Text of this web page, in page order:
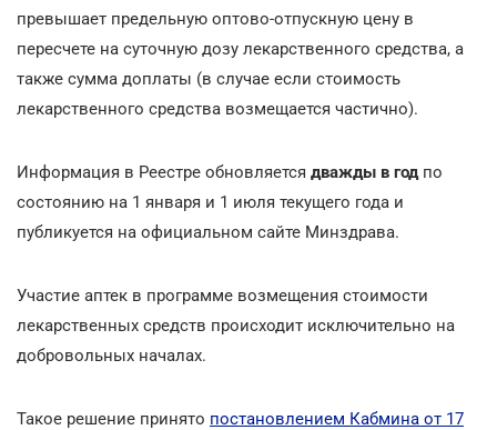
превышает предельную оптово-отпускную цену в
пересчете на суточную дозу лекарственного средства, а
также сумма доплаты (в случае если стоимость
лекарственного средства возмещается частично).
Информация в Реестре обновляется дважды в годпо
состоянию на 1 января и 1 июля текущего года и
публикуется на официальном сайте Минздрава.
Участие аптек в программе возмещения стоимости
лекарственных средств происходит исключительно на
добровольных началах.
Такое решение принято постановлением Кабмина от 17